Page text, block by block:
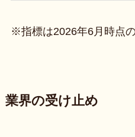
※指標は2026年6月時点
業界の受け止め